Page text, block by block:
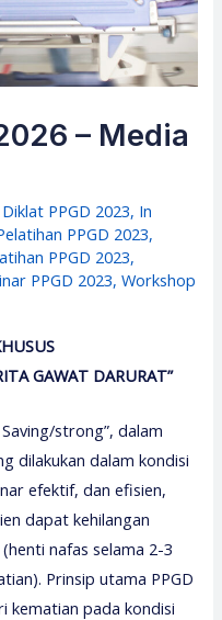
– Media
Diklat PPGD 2023, In
PPGD 2023,
PPGD 2023,
PPGD 2023,Workshop
GAWAT DARURAT”
strong”, dalam
dilakukan dalam kondisi
efektif, dan efisien,
dapat kehilangan
nafas selama 2-3
Prinsip utama PPGD
kematian pada kondisi